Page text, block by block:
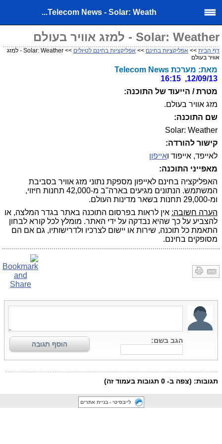
Telecom News - Solar: Weath...
Solar: Weather - למזג אוויר בעולם
דף הבית >> אפליקציות בחינם >> אפליקציות בחינם לטיולים
>> Solar: Weather - למזג
אוויר בעולם
מאת: מערכת Telecom News
12/09/13, 16:15
מטרת / הייעוד של התוכנה:
מזג אוויר בעולם.
שם התוכנה:
Solar: Weather
קישור להורדה:
לאייפד, אייפוד ואייפון
מאפייני התוכנה:
האפליקציה בחינם לאייפון מספקת נתוני מזג אוויר בסביבת
המשתמש. הנתונים מגיעים בארה"ב מ-42,000 תחנות חיזוי,
ומ-29,000 תחנות בשאר מדינות העולם.
הערה חשובה: אין לראות בפרסום התוכנה באתר בגדר המלצה, או
להצביע על כך שהיא נבדקה על ידי האתר. מומלץ לכל קורא לבחון
התאמת כל תוכנה, שירות או יישום לצרכיו ולדרישותיו, גם אם הם
מסופקים בחינם.
לייבסיטי - בניית אתרים